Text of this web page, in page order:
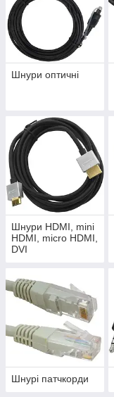
Шнури оптичні
Шнури HDMI, mini
HDMI, micro HDMI,
DVI
Шнурі патчкорди